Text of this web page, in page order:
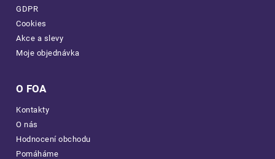
GDPR
Cookies
Akce a slevy
Moje objednávka
O FOA
Kontakty
O nás
Hodnocení obchodu
Pomáháme